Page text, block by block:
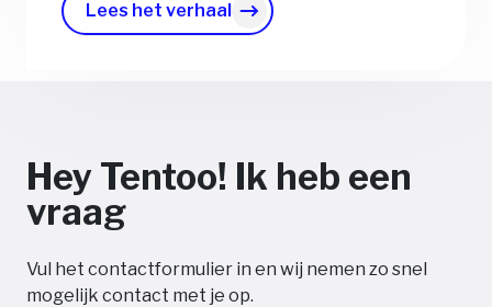
Lees het verhaal
Hey Tentoo! Ik heb een
vraag
Vul het contactformulier in en wij nemen zo snel
mogelijk contact met je op.